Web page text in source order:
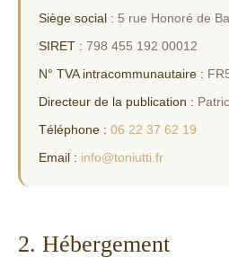
Siège social : 5 rue Honoré de
SIRET : 798 455 192 00012
N° TVA intracommunautaire :
Directeur de la publication :
Téléphone : 06 22 37 62 19
Email : info@toniutti.fr
2. Hébergement